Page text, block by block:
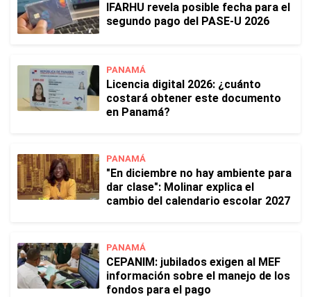
IFARHU revela posible fecha para el
segundo pago del PASE-U 2026
PANAMÁ
Licencia digital 2026: ¿cuánto
costará obtener este documento
en Panamá?
PANAMÁ
"En diciembre no hay ambiente para
dar clase": Molinar explica el
cambio del calendario escolar 2027
PANAMÁ
CEPANIM: jubilados exigen al MEF
información sobre el manejo de los
fondos para el pago